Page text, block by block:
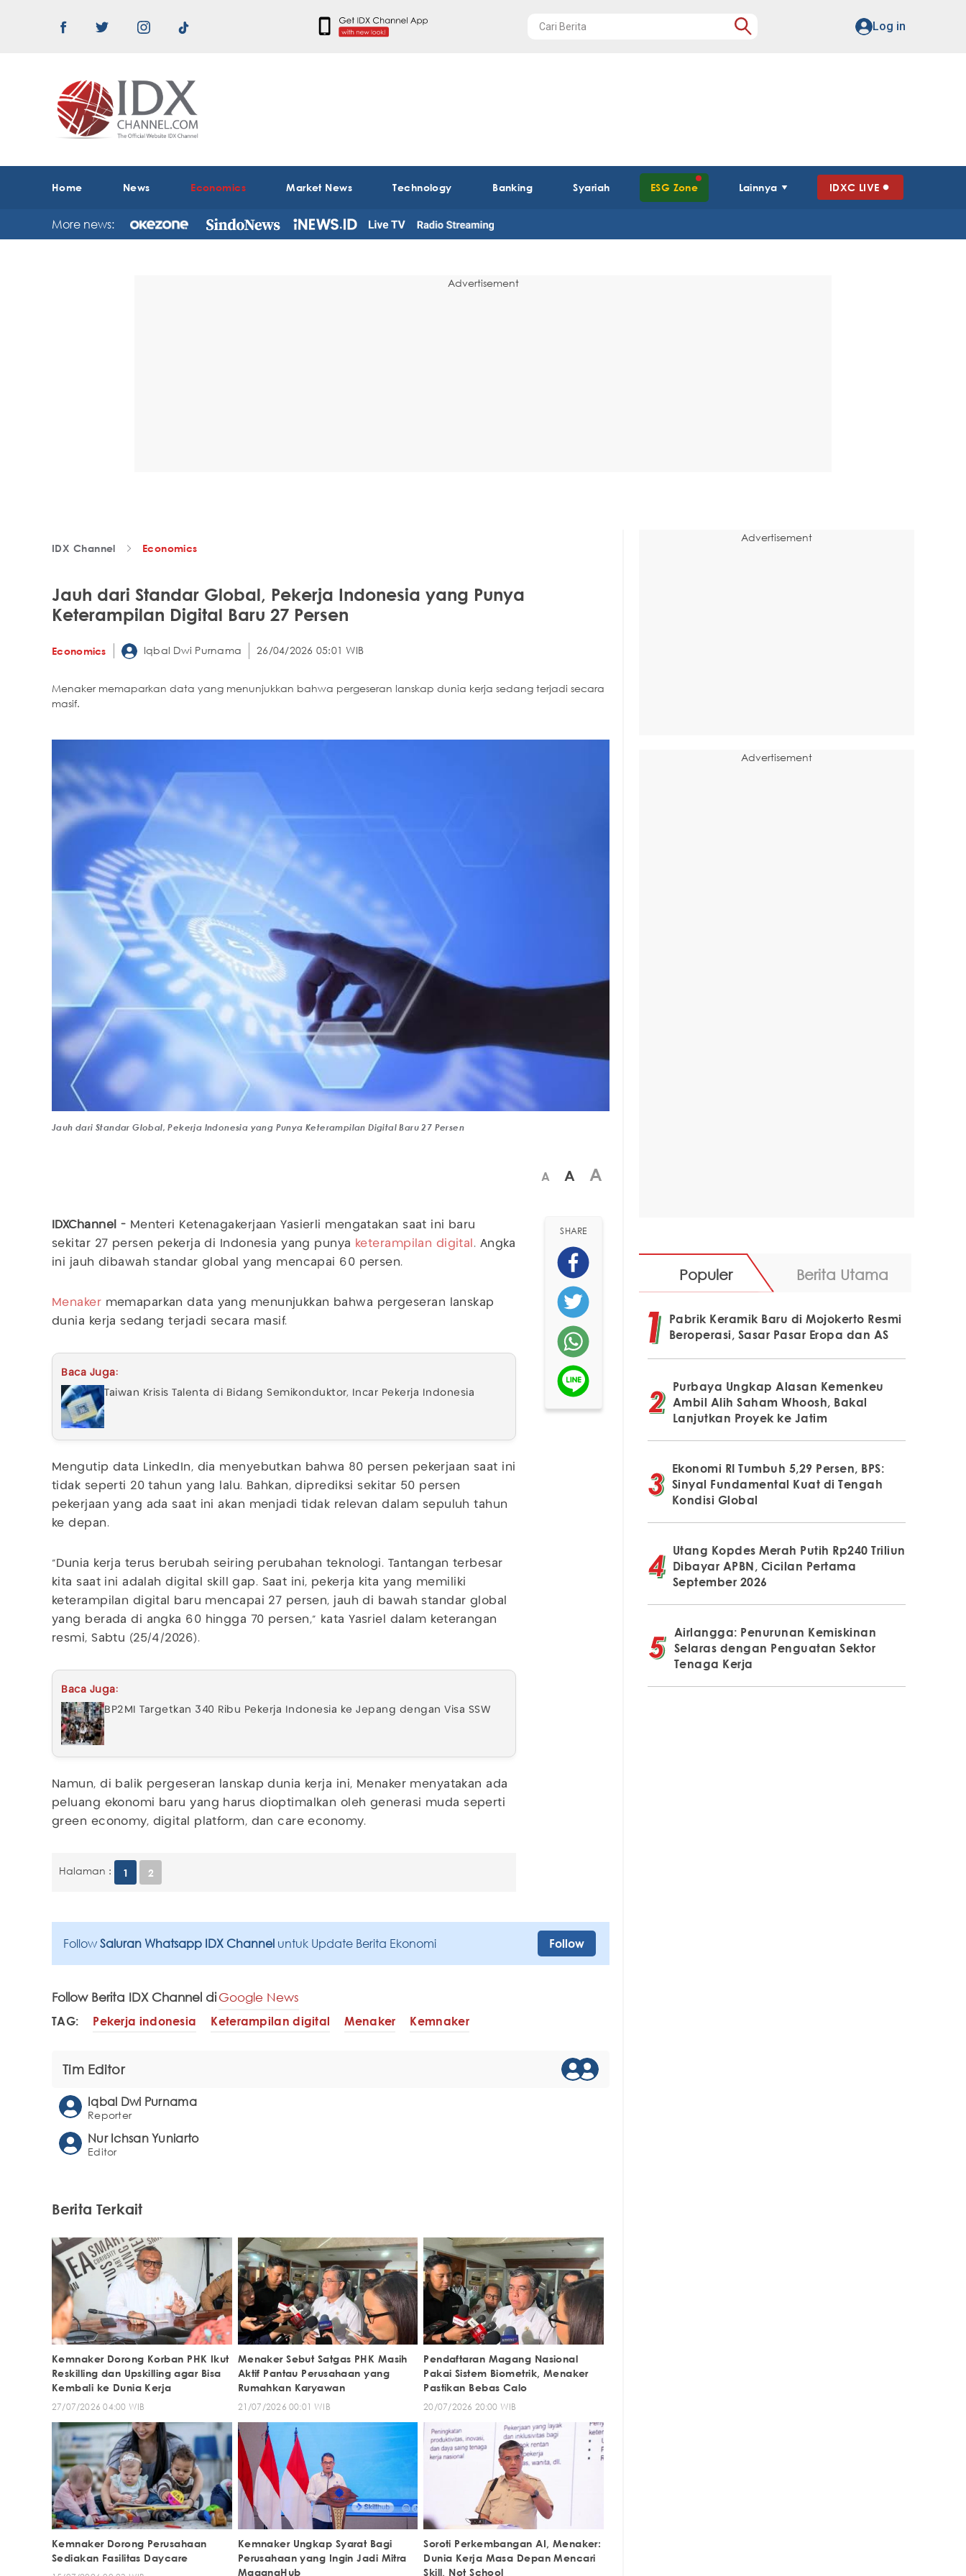
Log in
Home News Economics Market News Technology Banking Syariah ESG Zone Lainnya IDXC LIVE
More news:
Advertisement
IDX Channel Economics
Jauh dari Standar Global, Pekerja Indonesia yang Punya
Keterampilan Digital Baru 27 Persen
Economics Iqbal Dwi Purnama 26/04/2026 05:01 WIB
Menaker memaparkan data yang menunjukkan bahwa pergeseran lanskap dunia kerja sedang terjadi secara
masif.
Jauh dari Standar Global, Pekerja Indonesia yang Punya Keterampilan Digital Baru 27 Persen
A A A
IDXChannel - Menteri Ketenagakerjaan Yasierli mengatakan saat ini baru
sekitar 27 persen pekerja di Indonesia yang punya keterampilan digital . Angka
ini jauh dibawah standar global yang mencapai 60 persen.
Menaker memaparkan data yang menunjukkan bahwa pergeseran lanskap
dunia kerja sedang terjadi secara masif.
Baca Juga:
Taiwan Krisis Talenta di Bidang Semikonduktor, Incar Pekerja Indonesia
Mengutip data LinkedIn, dia menyebutkan bahwa 80 persen pekerjaan saat ini
tidak seperti 20 tahun yang lalu. Bahkan, diprediksi sekitar 50 persen
pekerjaan yang ada saat ini akan menjadi tidak relevan dalam sepuluh tahun
ke depan.
"Dunia kerja terus berubah seiring perubahan teknologi. Tantangan terbesar
kita saat ini adalah digital skill gap. Saat ini, pekerja kita yang memiliki
keterampilan digital baru mencapai 27 persen, jauh di bawah standar global
yang berada di angka 60 hingga 70 persen," kata Yasriel dalam keterangan
resmi, Sabtu (25/4/2026).
Baca Juga:
BP2MI Targetkan 340 Ribu Pekerja Indonesia ke Jepang dengan Visa SSW
Namun, di balik pergeseran lanskap dunia kerja ini, Menaker menyatakan ada
peluang ekonomi baru yang harus dioptimalkan oleh generasi muda seperti
green economy, digital platform, dan care economy.
Halaman : 1 2
SHARE
Follow Saluran Whatsapp IDX Channel untuk Update Berita Ekonomi Follow
Follow Berita IDX Channel diGoogle News
TAG: Pekerja indonesia Keterampilan digital Menaker Kemnaker
Tim Editor
Iqbal Dwi Purnama
Reporter
Nur Ichsan Yuniarto
Editor
Berita Terkait
Kemnaker Dorong Korban PHK Ikut
Reskilling dan Upskilling agar Bisa
Kembali ke Dunia Kerja
27/07/2026 04:00 WIB
Menaker Sebut Satgas PHK Masih
Aktif Pantau Perusahaan yang
Rumahkan Karyawan
21/07/2026 00:01 WIB
Pendaftaran Magang Nasional
Pakai Sistem Biometrik, Menaker
Pastikan Bebas Calo
20/07/2026 20:00 WIB
Kemnaker Dorong Perusahaan
Sediakan Fasilitas Daycare
Kemnaker Ungkap Syarat Bagi
Perusahaan yang Ingin Jadi Mitra
MagangHub
Soroti Perkembangan AI, Menaker:
Dunia Kerja Masa Depan Mencari
Skill, Not School
Advertisement
Advertisement
Populer Berita Utama
Pabrik Keramik Baru di Mojokerto Resmi
Beroperasi, Sasar Pasar Eropa dan AS
Purbaya Ungkap Alasan Kemenkeu
Ambil Alih Saham Whoosh, Bakal
Lanjutkan Proyek ke Jatim
Ekonomi RI Tumbuh 5,29 Persen, BPS:
Sinyal Fundamental Kuat di Tengah
Kondisi Global
Utang Kopdes Merah Putih Rp240 Triliun
Dibayar APBN, Cicilan Pertama
September 2026
Airlangga: Penurunan Kemiskinan
Selaras dengan Penguatan Sektor
Tenaga Kerja